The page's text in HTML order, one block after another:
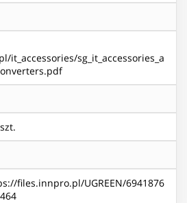
it_accessories/sg_it_accessories_a
files.innpro.pl/UGREEN/6941876